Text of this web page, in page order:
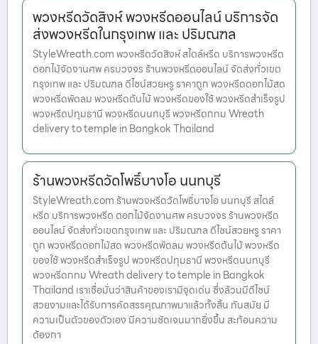
พวงหรีดวัดสิงห์ พวงหรีดออนไลน์ บริการจัด
ส่งพวงหรีดในกรุงเทพ และ ปริมณฑล
StyleWreath.com พวงหรีดวัดสิงห์ สไตล์หรีด บริการพวงหรีด
ดอกไม้จัดงานศพ ครบวงจร ร้านพวงหรีดออนไลน์ จัดส่งทั่วเขต
กรุงเทพ และ ปริมณฑล ดีไซน์สวยหรู ราคาถูก พวงหรีดดอกไม้สด
พวงหรีดพัดลม พวงหรีดต้นไม้ พวงหรีดของใช้ พวงหรีดสำเร็จรูป
พวงหรีดปทุมธานี พวงหรีดนนทบุรี พวงหรีดกทม Wreath
delivery to temple in Bangkok Thailand
ร้านพวงหรีดวัดโพธิ์บางโอ นนทบุรี
StyleWreath.com ร้านพวงหรีดวัดโพธิ์บางโอ นนทบุรี สไตล์
หรีด บริการพวงหรีด ดอกไม้จัดงานศพ ครบวงจร ร้านพวงหรีด
ออนไลน์ จัดส่งทั่วเขตกรุงเทพ และ ปริมณฑล ดีไซน์สวยหรู ราคา
ถูก พวงหรีดดอกไม้สด พวงหรีดพัดลม พวงหรีดต้นไม้ พวงหรีด
ของใช้ พวงหรีดสำเร็จรูป พวงหรีดปทุมธานี พวงหรีดนนทบุรี
พวงหรีดกทม Wreath delivery to temple in Bangkok
Thailand เราเชื่อมั่นว่าสินค้าของเรามีจุดเด่น ซึ่งล้วนมีดีไซน์
สวยงามและได้รับการคัดสรรคุณภาพมาแล้วทั้งสิ้น ทันสมัย มี
ความเป็นตัวของตัวเอง มีความชัดเจนมากยิ่งขึ้น สะท้อนความ
ต้องกา